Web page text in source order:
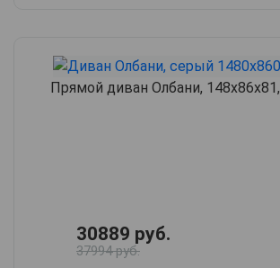
Прямой диван Олбани, 148х86х81,
30889 руб.
37994 руб.